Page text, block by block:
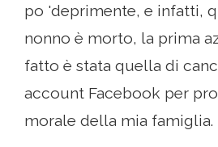
po 'deprimente, e infatti,
nonno è morto, la prima
fatto è stata quella di
account Facebook per
morale della mia famiglia.